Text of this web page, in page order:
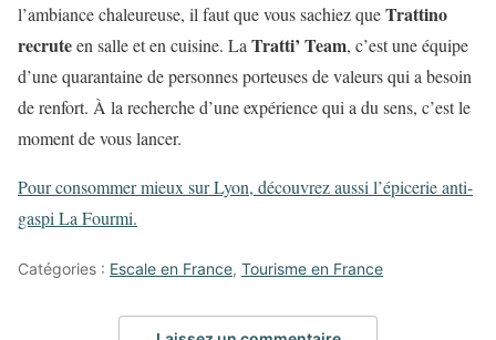
l’ambiance chaleureuse, il faut que vous sachiez queTrattino
recruteen salle et en cuisine. LaTratti’ Team, c’est une équipe
d’une quarantaine de personnes porteuses de valeurs qui a besoin
de renfort. À la recherche d’une expérience qui a du sens, c’est le
moment de vous lancer.
Pour consommer mieux sur Lyon, découvrez aussi l’épicerie anti-
gaspi La Fourmi.
Catégories : Escale en France, Tourisme en France